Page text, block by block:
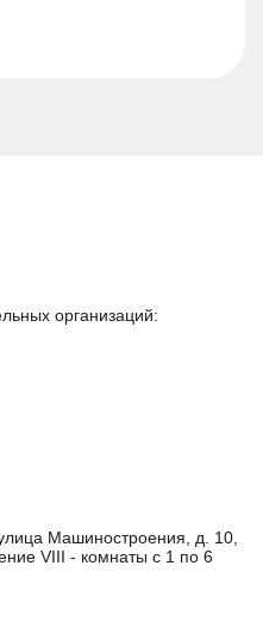
организаций:
Машиностроения, д. 10,
VIII - комнаты с 1 по 6